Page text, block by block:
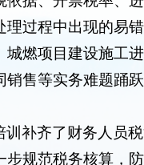
理过程中出现的易
城燃项目建设施工
销售等实务难题踊
训补齐了财务人员
规范税务核算，